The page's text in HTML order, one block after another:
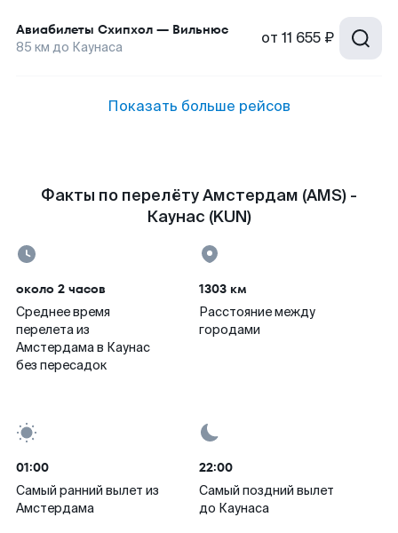
Авиабилеты Схипхол — Вильнюс
85 км до Каунаса от 11 655 ₽
Показать больше рейсов
Факты по перелёту Амстердам (AMS) -
Каунас (KUN)
около 2 часов
Среднее время
перелета из
Амстердама в Каунас
без пересадок
1303 км
Расстояние между
городами
01:00
Самый ранний вылет из
Амстердама
22:00
Самый поздний вылет
до Каунаса